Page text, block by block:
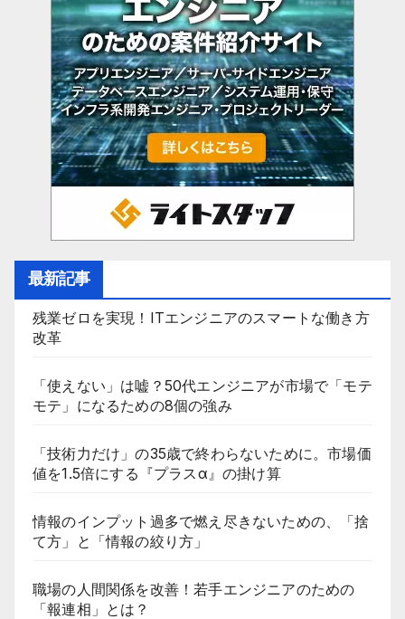
最新記事
残業ゼロを実現！ITエンジニアのスマートな働き方
改革
「使えない」は嘘？50代エンジニアが市場で「モテ
モテ」になるための8個の強み
「技術力だけ」の35歳で終わらないために。市場価
値を1.5倍にする『プラスα』の掛け算
情報のインプット過多で燃え尽きないための、「捨
て方」と「情報の絞り方」
職場の人間関係を改善！若手エンジニアのための
「報連相」とは？